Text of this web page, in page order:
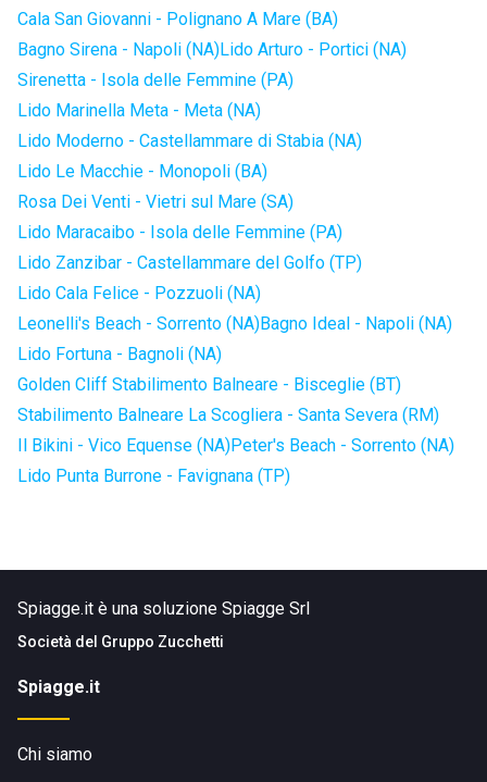
Cala San Giovanni - Polignano A Mare (BA)
Bagno Sirena - Napoli (NA)Lido Arturo - Portici (NA)
Sirenetta - Isola delle Femmine (PA)
Lido Marinella Meta - Meta (NA)
Lido Moderno - Castellammare di Stabia (NA)
Lido Le Macchie - Monopoli (BA)
Rosa Dei Venti - Vietri sul Mare (SA)
Lido Maracaibo - Isola delle Femmine (PA)
Lido Zanzibar - Castellammare del Golfo (TP)
Lido Cala Felice - Pozzuoli (NA)
Leonelli's Beach - Sorrento (NA)Bagno Ideal - Napoli (NA)
Lido Fortuna - Bagnoli (NA)
Golden Cliff Stabilimento Balneare - Bisceglie (BT)
Stabilimento Balneare La Scogliera - Santa Severa (RM)
Il Bikini - Vico Equense (NA)Peter's Beach - Sorrento (NA)
Lido Punta Burrone - Favignana (TP)
Spiagge.it è una soluzione Spiagge Srl
Società del Gruppo Zucchetti
Spiagge.it
Chi siamo